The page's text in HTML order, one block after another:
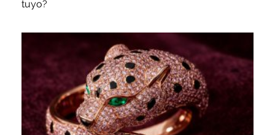
tuyo?